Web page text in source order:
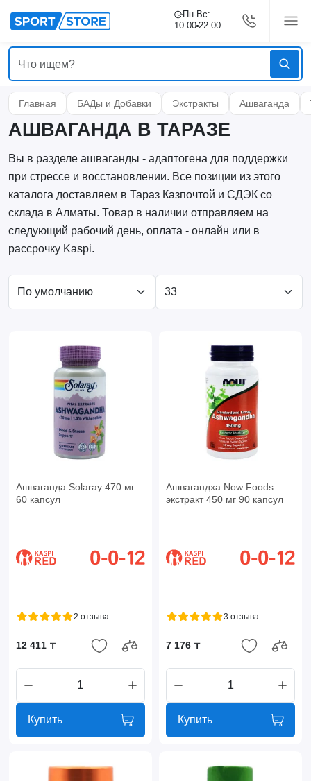
Пн-Вс:
10:00 22:00
Главная БАДы и Добавки Экстракты Ашваганда
АШВАГАНДА В ТАРАЗЕ
Вы в разделе ашваганды - адаптогена для поддержки
при стрессе и восстановлении. Все позиции из этого
каталога доставляем в Тараз Казпочтой и СДЭК со
склада в Алматы. Товар в наличии отправляем на
следующий рабочий день, оплата - онлайн или в
рассрочку Kaspi.
Ашваганда Solaray 470 мг
60 капсул
2 отзыва
12 411 ₸
Купить
Ашвагандха Now Foods
экстракт 450 мг 90 капсул
3 отзыва
7 176 ₸
Купить